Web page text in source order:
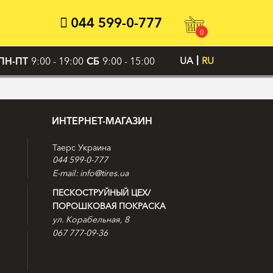
044 599-0-777
0
ПТ 9:00 - 19:00 СБ 9:00 - 15:00 RU
UA
ИНТЕРНЕТ-МАГАЗИН
Таерс Украина
044 599-0-777
E-mail: info@tires.ua
ПЕСКОСТРУЙНЫЙ ЦЕХ/
ПОРОШКОВАЯ ПОКРАСКА
ул. Корабельная, 8
067 777-09-36